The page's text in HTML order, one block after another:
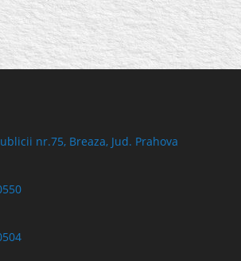
nr.75, Breaza, Jud. Prahova